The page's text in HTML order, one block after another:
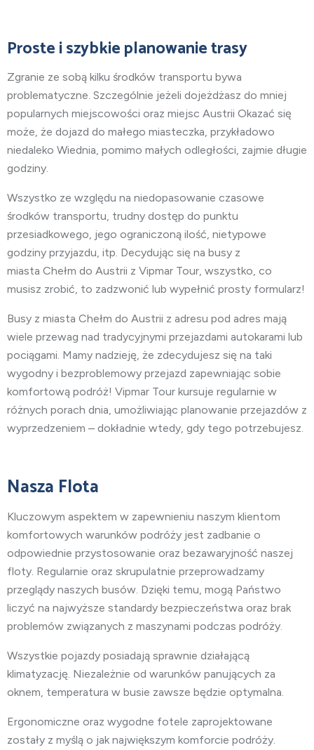
Proste i szybkie planowanie trasy
Zgranie ze sobą kilku środków transportu bywa
problematyczne. Szczególnie jeżeli dojeżdżasz do mniej
popularnych miejscowości oraz miejsc Austrii Okazać się
może, że dojazd do małego miasteczka, przykładowo
niedaleko Wiednia, pomimo małych odległości, zajmie długie
godziny.
Wszystko ze względu na niedopasowanie czasowe
środków transportu, trudny dostęp do punktu
przesiadkowego, jego ograniczoną ilość, nietypowe
godziny przyjazdu, itp. Decydując się na busy z
miasta Chełm do Austrii z Vipmar Tour, wszystko, co
musisz zrobić, to zadzwonić lub wypełnić prosty formularz!
Busy z miasta Chełm do Austrii z adresu pod adres mają
wiele przewag nad tradycyjnymi przejazdami autokarami lub
pociągami. Mamy nadzieję, że zdecydujesz się na taki
wygodny i bezproblemowy przejazd zapewniając sobie
komfortową podróż! Vipmar Tour kursuje regularnie w
różnych porach dnia, umożliwiając planowanie przejazdów z
wyprzedzeniem – dokładnie wtedy, gdy tego potrzebujesz.
Nasza Flota
Kluczowym aspektem w zapewnieniu naszym klientom
komfortowych warunków podróży jest zadbanie o
odpowiednie przystosowanie oraz bezawaryjność naszej
floty. Regularnie oraz skrupulatnie przeprowadzamy
przeglądy naszych busów. Dzięki temu, mogą Państwo
liczyć na najwyższe standardy bezpieczeństwa oraz brak
problemów związanych z maszynami podczas podróży.
Wszystkie pojazdy posiadają sprawnie działającą
klimatyzację. Niezależnie od warunków panujących za
oknem, temperatura w busie zawsze będzie optymalna.
Ergonomiczne oraz wygodne fotele zaprojektowane
zostały z myślą o jak największym komforcie podróży.